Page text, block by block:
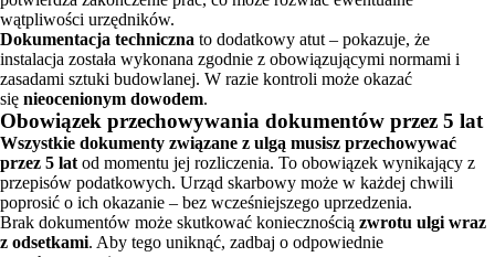
wątpliwości urzędników.
Dokumentacja techniczna to dodatkowy atut – pokazuje, że
instalacja została wykonana zgodnie z obowiązującymi normami i
zasadami sztuki budowlanej. W razie kontroli może okazać
się nieocenionym dowodem.
Obowiązek przechowywania dokumentów przez 5 lat
Wszystkie dokumenty związane z ulgą musisz przechowywać
przez 5 lat od momentu jej rozliczenia. To obowiązek wynikający z
przepisów podatkowych. Urząd skarbowy może w każdej chwili
poprosić o ich okazanie – bez wcześniejszego uprzedzenia.
Brak dokumentów może skutkować koniecznością zwrotu ulgi wraz
z odsetkami. Aby tego uniknąć, zadbaj o odpowiednie